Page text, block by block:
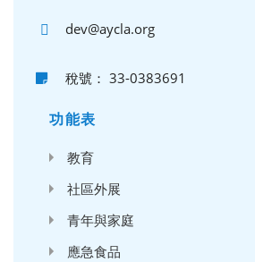
dev@aycla.org
稅號： 33-0383691
功能表
教育
社區外展
青年與家庭
應急食品